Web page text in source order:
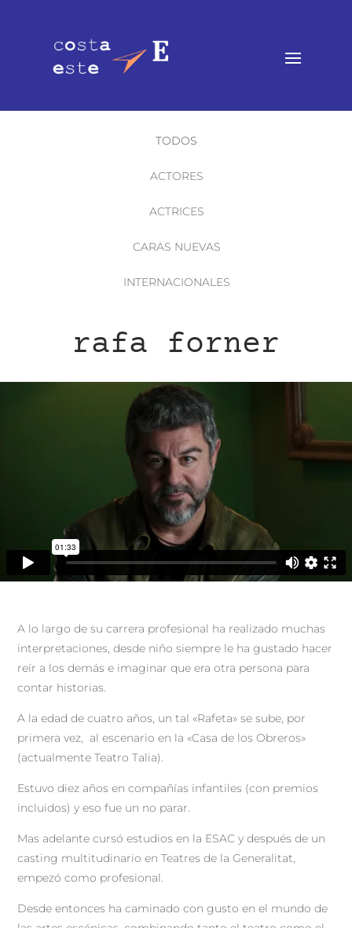
TODOS
ACTORES
ACTRICES
CARAS NUEVAS
INTERNACIONALES
rafa forner
A lo largo de su carrera profesional ha realizado muchas
interpretaciones, desde niño siempre le ha gustado hacer
reír a los demás e imaginar que era otra persona para
contar historias.
A la edad de cuatro años, un tal «Rafeta» se sube, por
primera vez, al escenario en la «Casa de los Obreros»
(actualmente Teatro Talia).
Estuvo diez años en compañías infantiles (con premios
incluidos) y eso fue un no parar.
Mas adelante cursó estudios en la ESAC y después de un
casting multitudinario en Teatres de la Generalitat,
empezó como profesional.
Desde entonces ha caminado con gusto en el mundo de